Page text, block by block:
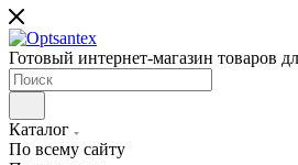
Готовый интернет-магазин товаров
Каталог
По всему сайту